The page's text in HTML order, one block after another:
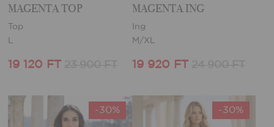
MAGENTA TOP
Top
L
19 120 FT
MAGENTA ING
Ing
M/XL
19 920 FT
-30% -30%